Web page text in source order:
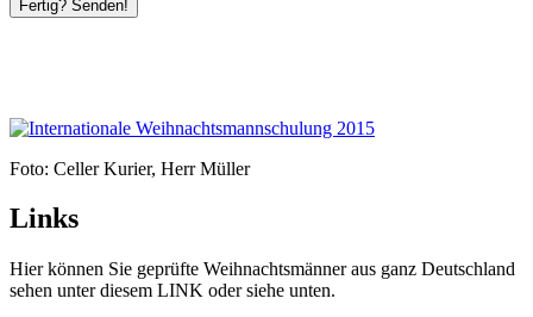
Foto: Celler Kurier, Herr Müller
Links
Hier können Sie geprüfte Weihnachtsmänner aus ganz Deutschland
sehen unter diesem LINK oder siehe unten.